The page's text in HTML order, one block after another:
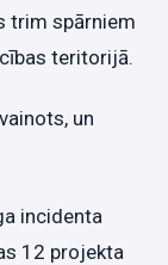
trim spārniem
teritorijā.
un
incidenta
12 projekta